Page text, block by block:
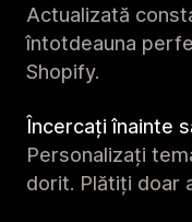
Actualizată
întotdeauna
Shopify.
Încercați înainte
Personalizați
dorit. Plătiți doar